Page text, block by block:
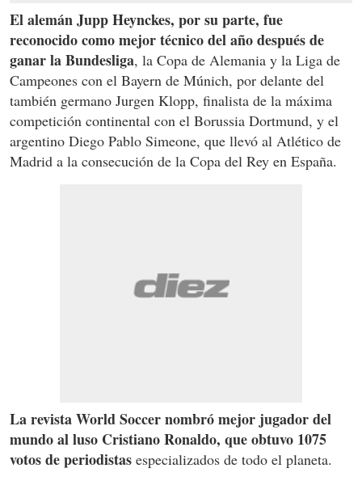
El alemán Jupp Heynckes, por su parte, fue
reconocido como mejor técnico del año después de
ganar la Bundesliga, la Copa de Alemania y la Liga de
Campeones con el Bayern de Múnich, por delante del
también germano Jurgen Klopp, finalista de la máxima
competición continental con el Borussia Dortmund, y el
argentino Diego Pablo Simeone, que llevó al Atlético de
Madrid a la consecución de la Copa del Rey en España.
La revista World Soccer nombró mejor jugador del
mundo al luso Cristiano Ronaldo, que obtuvo 1075
votos de periodistas especializados de todo el planeta.